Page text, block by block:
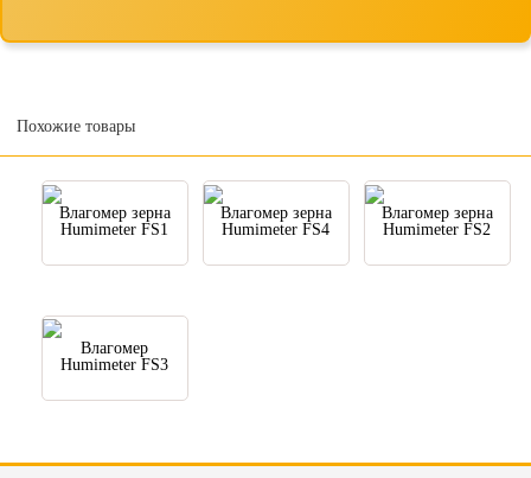
Похожие товары
Влагомер зерна
Humimeter FS1
Влагомер зерна
Humimeter FS4
Влагомер зерна
Humimeter FS2
Влагомер
Humimeter FS3